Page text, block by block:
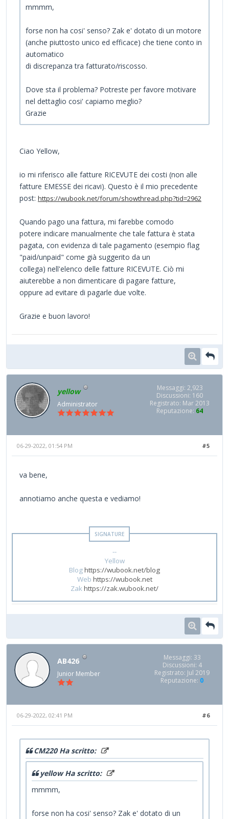
mmmm,
forse non ha cosi' senso? Zak e' dotato di un motore
(anche piuttosto unico ed efficace) che tiene conto in
automatico
di discrepanza tra fatturato/riscosso.
Dove sta il problema? Potreste per favore motivare
nel dettaglio cosi' capiamo meglio?
Grazie
Ciao Yellow,
io mi riferisco alle fatture RICEVUTE dei costi (non alle
fatture EMESSE dei ricavi). Questo è il mio precedente
post: https://wubook.net/forum/showthread.php?tid=2962
Quando pago una fattura, mi farebbe comodo
potere indicare manualmente che tale fattura è stata
pagata, con evidenza di tale pagamento (esempio flag
"paid/unpaid" come già suggerito da un
collega) nell'elenco delle fatture RICEVUTE. Ciò mi
aiuterebbe a non dimenticare di pagare fatture,
oppure ad evitare di pagarle due volte.
Grazie e buon lavoro!
yellow
Administrator
Messaggi: 2,923
Discussioni: 160
Registrato: Mar 2013
Reputazione: 64
#5
06-29-2022, 01:54 PM
va bene,
annotiamo anche questa e vediamo!
--
Yellow
Bloghttps://wubook.net/blog
Web https://wubook.net
Zakhttps://zak.wubook.net/
AB426
Junior Member
Messaggi: 33
Discussioni: 4
Registrato: Jul 2019
Reputazione: 0
#6
06-29-2022, 02:41 PM
CM220 Ha scritto:
yellow Ha scritto:
mmmm,
forse non ha cosi' senso? Zak e' dotato di un